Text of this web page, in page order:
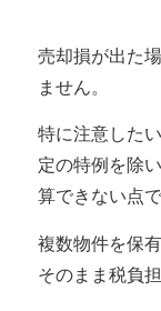
売却損が出た
ません。
特に注意した
定の特例を除
算できない点
複数物件を保
そのまま税負